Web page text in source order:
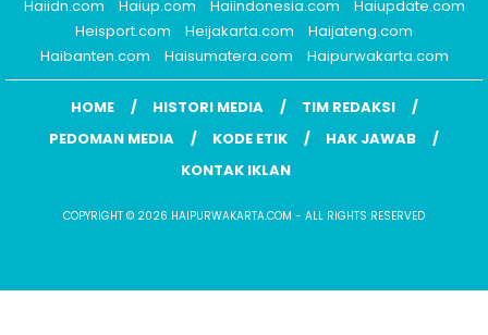
Haiidn.com
Haiup.com Haiindonesia.com
Haiupdate.com
Heisport.com
Heijakarta.com
Haijateng.com
Haibanten.com
Haisumatera.com Haipurwakarta.com
HOME HISTORI MEDIA
TIM REDAKSI
PEDOMAN MEDIA
KODE ETIK
HAK JAWAB
KONTAK IKLAN
COPYRIGHT © 2026 HAIPURWAKARTA.COM - ALL RIGHTS RESERVED